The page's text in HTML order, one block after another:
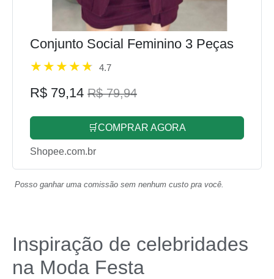
Conjunto Social Feminino 3 Peças
4.7
R$ 79,14 R$ 79,94
🛒COMPRAR AGORA
Shopee.com.br
Posso ganhar uma comissão sem nenhum custo pra você.
Inspiração de celebridades
na Moda Festa